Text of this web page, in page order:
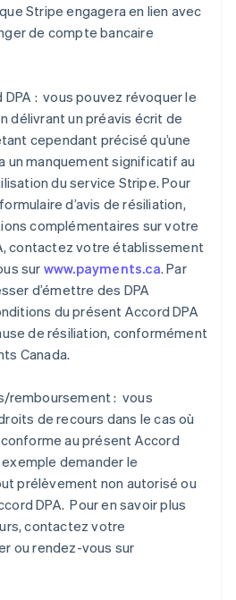
Stripe engagera en lien avec
de compte bancaire
DPA : vous pouvez révoquer le
délivrant un préavis écrit de
cependant précisé qu’une
un manquement significatif au
du service Stripe. Pour
d’avis de résiliation,
complémentaires sur votre
contactez votre établissement
sur www.payments.ca. Par
d’émettre des DPA
du présent Accord DPA
de résiliation, conformément
Canada.
remboursement : vous
de recours dans le cas où
au présent Accord
demander le
prélèvement non autorisé ou
DPA. Pour en savoir plus
contactez votre
ou rendez-vous sur